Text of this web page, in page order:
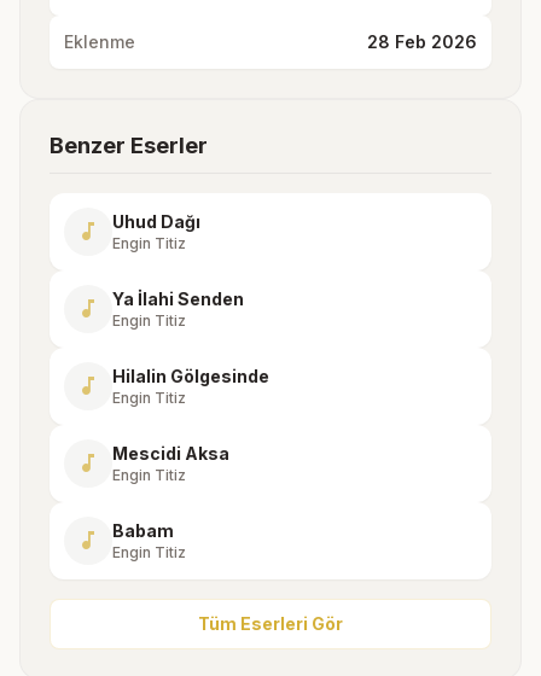
Eklenme 28 Feb 2026
Benzer Eserler
music_note Uhud Dağı
Engin Titiz
music_note Ya İlahi Senden
Engin Titiz
music_note Hilalin Gölgesinde
Engin Titiz
music_note Mescidi Aksa
Engin Titiz
music_note Babam
Engin Titiz
Tüm Eserleri Gör